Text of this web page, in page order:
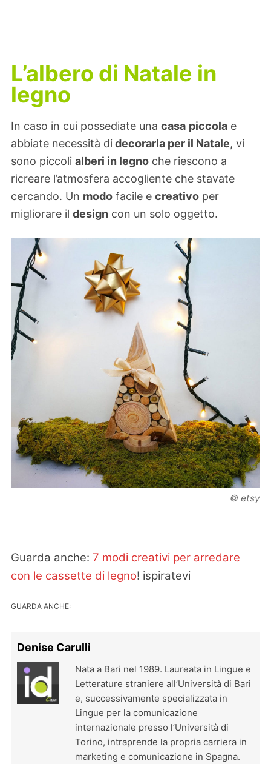
L’albero di Natale in
legno
In caso in cui possediate una casa piccola e
abbiate necessità di decorarla per il Natale, vi
sono piccoli alberi in legno che riescono a
ricreare l’atmosfera accogliente che stavate
cercando. Un modo facile e creativo per
migliorare il design con un solo oggetto.
© etsy
Guarda anche: 7 modi creativi per arredare
con le cassette di legno! ispiratevi
GUARDA ANCHE:
Denise Carulli
Nata a Bari nel 1989. Laureata in Lingue e
Letterature straniere all’Università di Bari
e, successivamente specializzata in
Lingue per la comunicazione
internazionale presso l’Università di
Torino, intraprende la propria carriera in
marketing e comunicazione in Spagna.